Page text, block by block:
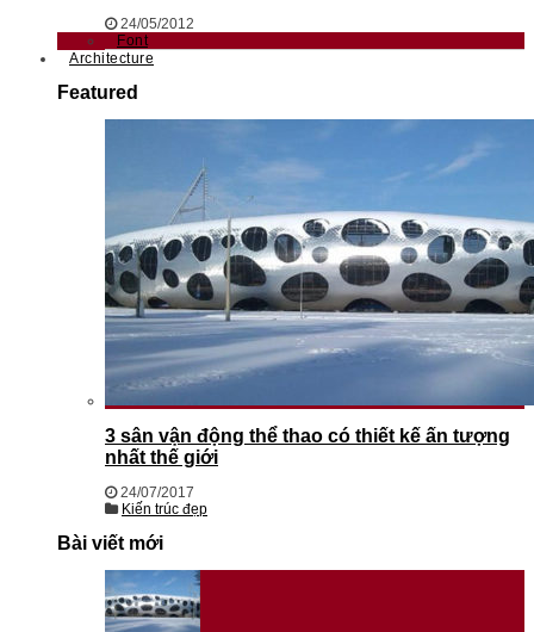
24/05/2012
Font
Architecture
Featured
3 sân vận động thể thao có thiết kế ấn tượng
nhất thế giới
24/07/2017
Kiến trúc đẹp
Bài viết mới